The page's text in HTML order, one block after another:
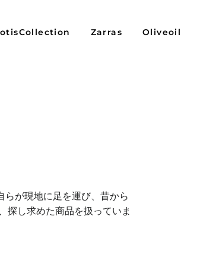
Zarras Oliveoil
らが現地に足を運び、昔から
探し求めた商品を扱っていま